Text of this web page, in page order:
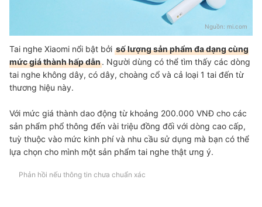
Nguồn: mi.com
Tai nghe Xiaomi nổi bật bởi số lượng sản phẩm đa dạng cùng
mức giá thành hấp dẫn. Người dùng có thể tìm thấy các dòng
tai nghe không dây, có dây, choàng cổ và cả loại 1 tai đến từ
thương hiệu này.
Với mức giá thành dao động từ khoảng 200.000 VNĐ cho các
sản phẩm phổ thông đến vài triệu đồng đối với dòng cao cấp,
tuỳ thuộc vào mức kinh phí và nhu cầu sử dụng mà bạn có thể
lựa chọn cho mình một sản phẩm tai nghe thật ưng ý.
Phản hồi nếu thông tin chưa chuẩn xác